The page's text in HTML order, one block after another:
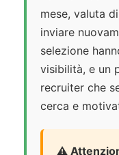
mese, valuta
inviare
selezione
visibilità, e un
recruiter che
cerca e
⚠️